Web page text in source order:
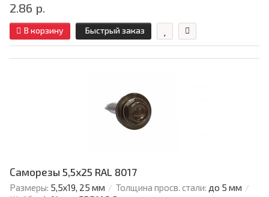
2.86 р.
В корзину Быстрый заказ
Саморезы 5,5х25 RAL 8017
Размеры: 5,5х19, 25 мм Толщина просв. стали: до 5 мм